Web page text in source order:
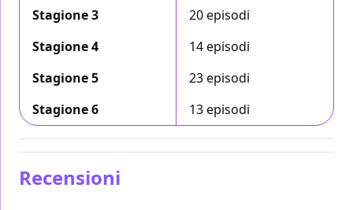
Stagione 3
20 episodi
Stagione 4
14 episodi
Stagione 5
23 episodi
Stagione 6
13 episodi
Recensioni